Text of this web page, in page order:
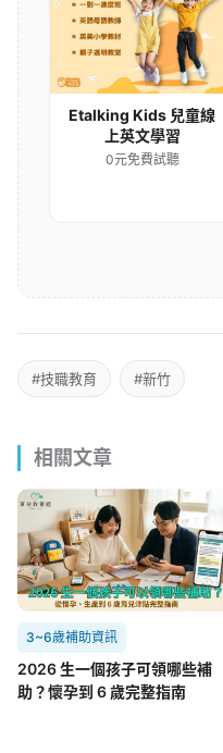
Etalking Kids 兒童線
上英文學習
0元免費試聽
#技職教育 #新竹
相關文章
3~6歲補助資訊
2026 生一個孩子可領哪些補
助？懷孕到 6 歲完整指南